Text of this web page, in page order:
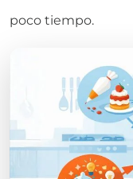
poco tiempo.